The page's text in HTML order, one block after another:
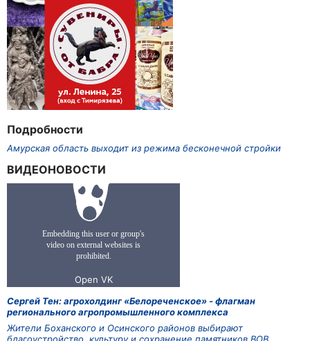
Подробности
Амурская область выходит из режима бесконечной стройки
ВИДЕОНОВОСТИ
Сергей Тен: агрохолдинг «Белореченское» - флагман
регионального агропромышленного комплекса
Жители Боханского и Осинского районов выбирают
благоустройство, культуру и сохранение памятников ВОВ